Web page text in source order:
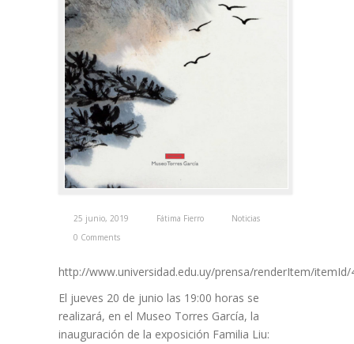
25 junio, 2019 Fátima Fierro
Noticias
0 Comments
http://www.universidad.edu.uy/prensa/renderItem/itemId/
El jueves 20 de junio las 19:00 horas se
realizará, en el Museo Torres García, la
inauguración de la exposición Familia Liu: